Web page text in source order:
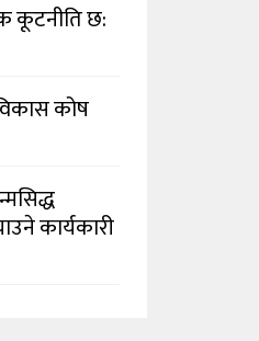
कूटनीति छ:
कोष
कार्यकारी